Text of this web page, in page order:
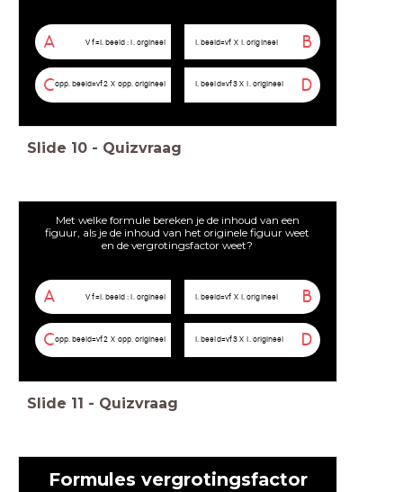
A Vf=l beeld : l orgineel B
l. beeld=vf X l origineel
Copp. beeld=vf2 X opp. origineel D
I beeld=vf3 X I origineel
Slide 10 - Quizvraag
Met welke formule bereken je de inhoud van een
figuur, als je de inhoud van het originele figuur weet
en de vergrotingsfactor weet?
A Vf=l beeld : l orgineel B
l. beeld=vf X l origineel
Copp. beeld=vf2 X opp. origineel D
I beeld=vf3 X I origineel
Slide 11 - Quizvraag
Formules vergrotingsfactor